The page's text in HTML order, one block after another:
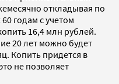
откладывая по
годам с учетом
16,4 млн рублей.
20 лет можно будет
Копить придется в
не позволяет